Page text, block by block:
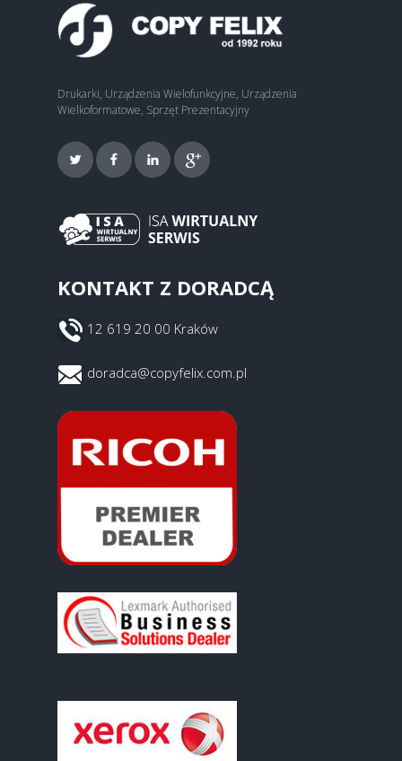
Drukarki, Urządzenia Wielofunkcyjne, Urządzenia
Wielkoformatowe, Sprzęt Prezentacyjny
KONTAKT Z DORADCĄ
12 619 20 00 Kraków
doradca@copyfelix.com.pl